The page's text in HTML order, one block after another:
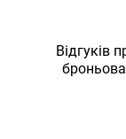
Відгуків